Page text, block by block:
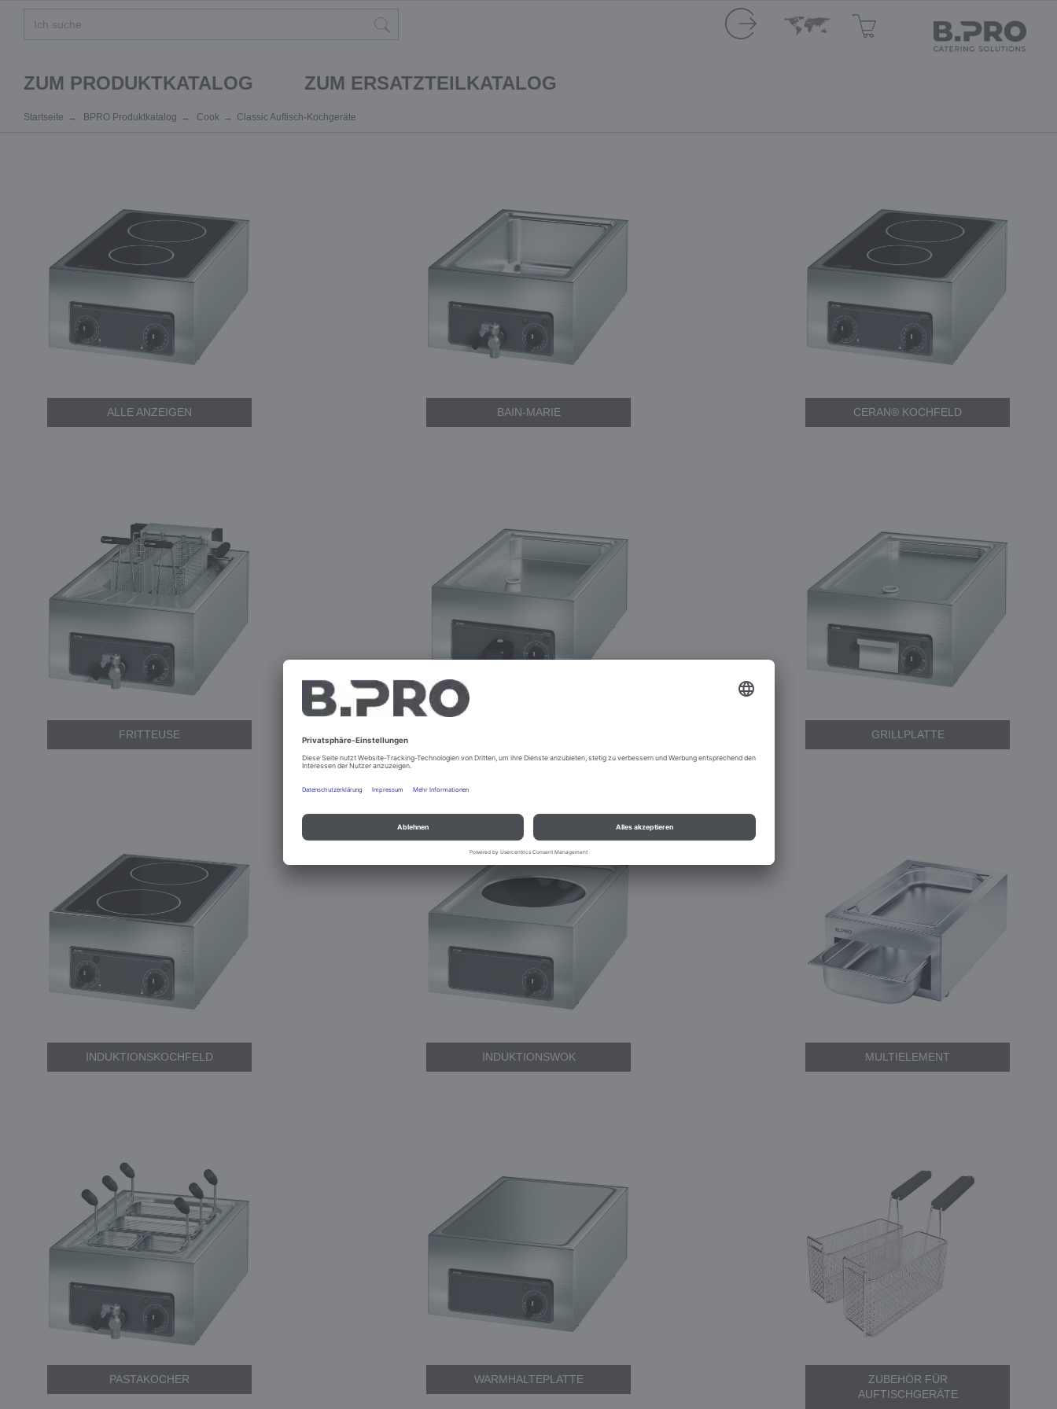
ZUM PRODUKTKATALOG ZUM ERSATZTEILKATALOG
Startseite BPRO Produktkatalog Cook Classic Auftisch-Kochgeräte
ALLE ANZEIGEN BAIN-MARIE CERAN® KOCHFELD
FRITTEUSE GRILLPLATTE
INDUKTIONSKOCHFELD INDUKTIONSWOK MULTIELEMENT
PASTAKOCHER WARMHALTEPLATTE
ZUBEHÖR FÜR
AUFTISCHGERÄTE